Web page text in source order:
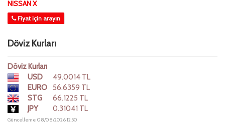
NISSAN X
Fiyat için arayın
Döviz Kurları
Döviz Kurları
USD
49.0014 TL
EURO
56.6359 TL
STG
66.1225 TL
JPY
0.31041 TL
Güncelleme: 08/08/2026 12:50